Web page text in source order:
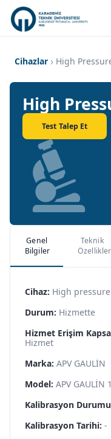
Cihazlar High
High
Test Talep Et
Genel
Bilgiler
Teknik
Özellikler
Cihaz: High
Durum: Hizmette
Hizmet Erişim
Hizmet
Marka: APV GAULİN
Model: APV GAULİN
Kalibrasyon
Kalibrasyon Tarihi: -